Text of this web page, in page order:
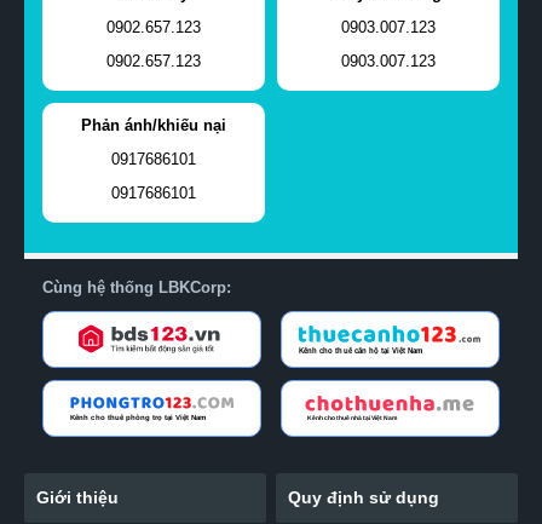
0902.657.123
0902.657.123
0903.007.123
0903.007.123
Phản ánh/khiếu nại
0917686101
0917686101
Cùng hệ thống LBKCorp:
Giới thiệu Quy định sử dụng